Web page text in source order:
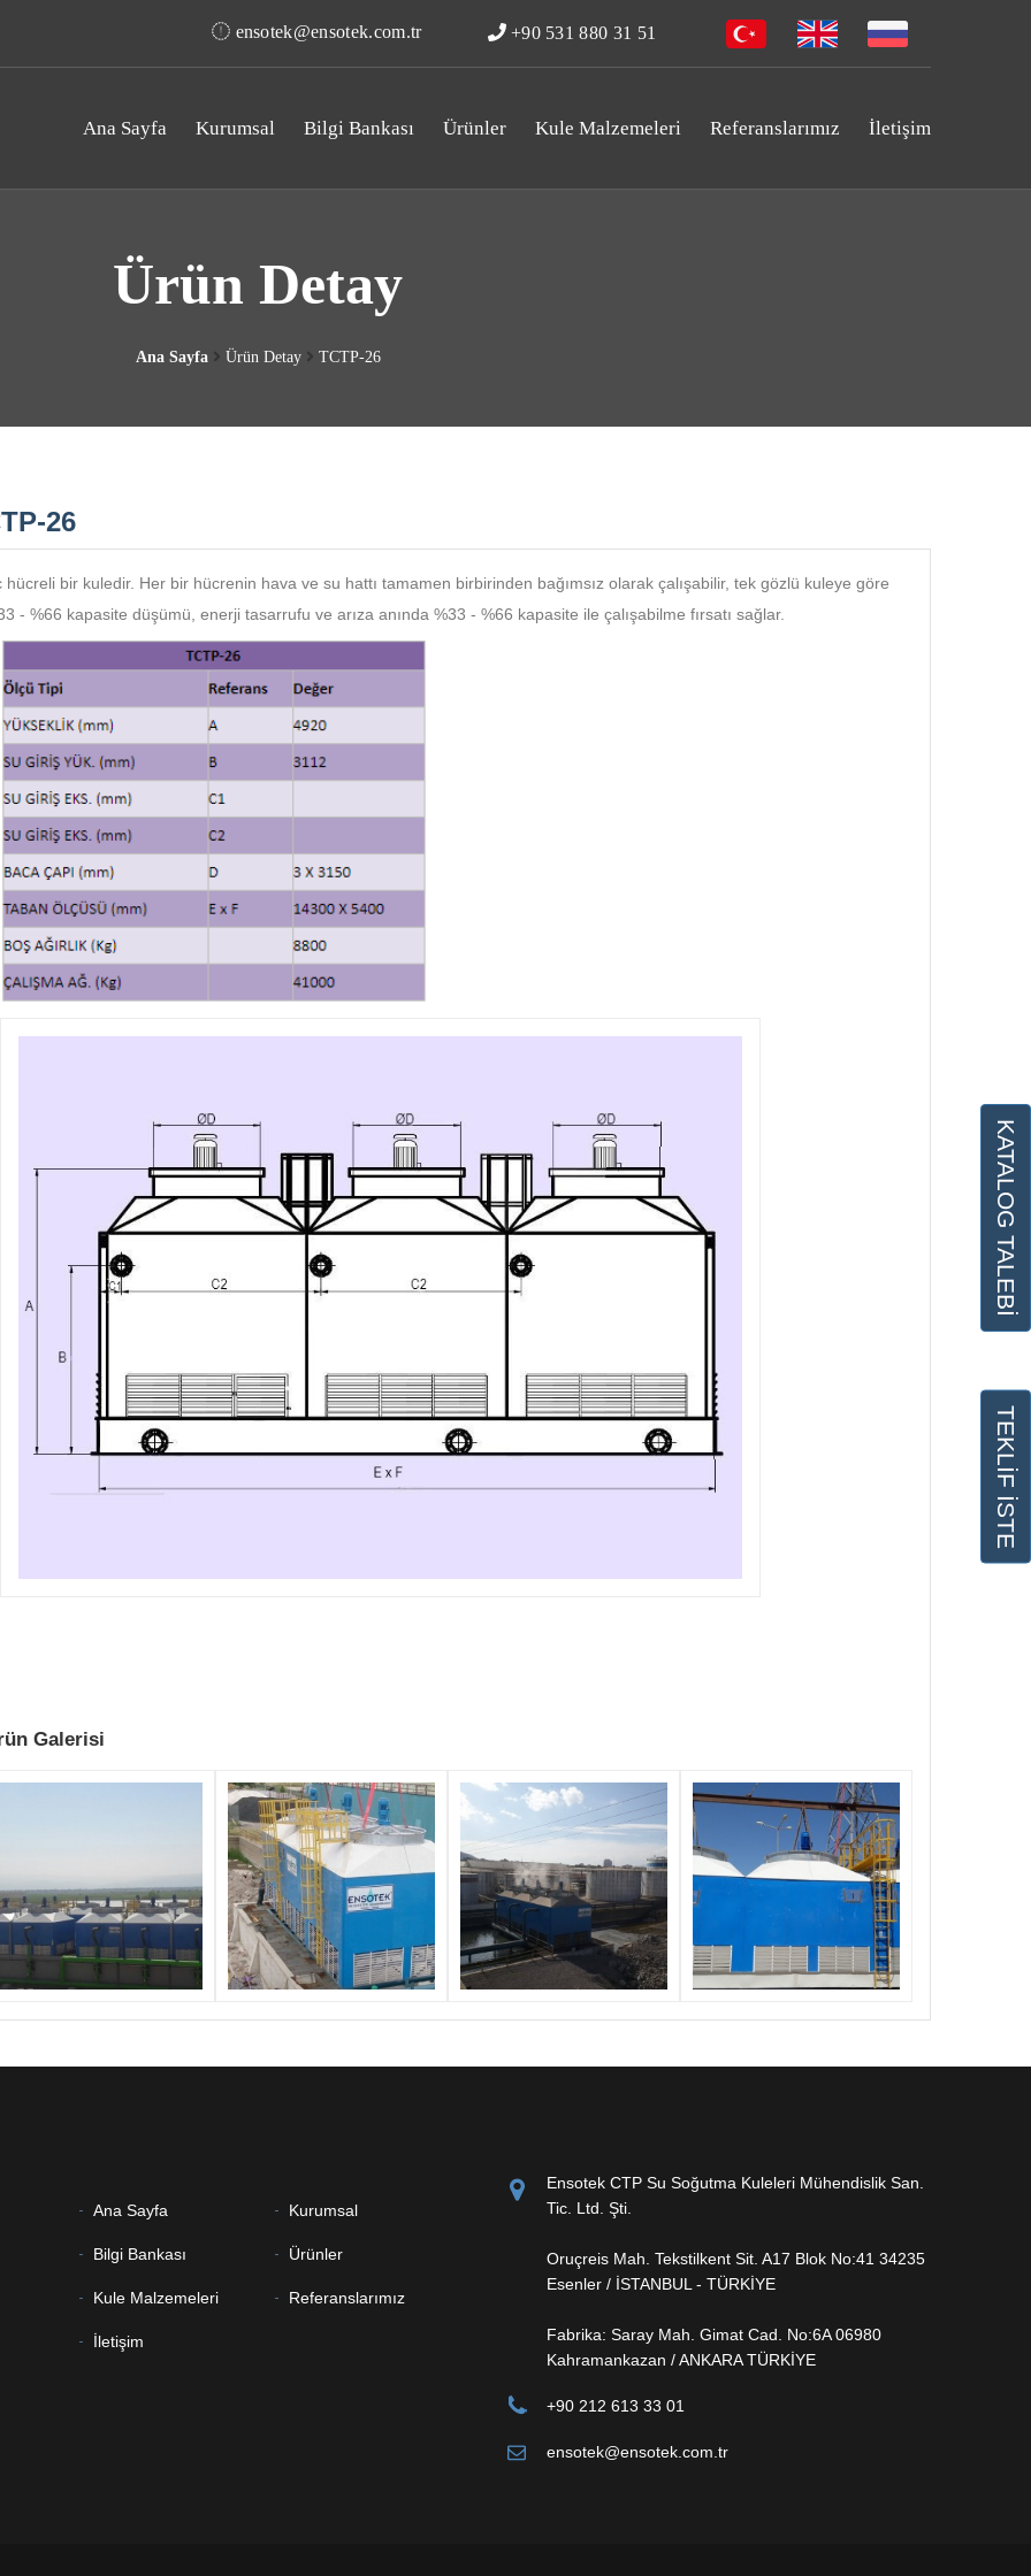
ensotek@ensotek.com.tr +90 531 880 31 51
Ana Sayfa Kurumsal Bilgi Bankası Ürünler Kule Malzemeleri Referanslarımız İletişim
Ürün Detay
Ana Sayfa Ürün Detay TCTP-26
26
hücreli bir kuledir. Her bir hücrenin hava ve su hattı tamamen birbirinden bağımsız olarak çalışabilir, tek gözlü kuleye göre
- %66 kapasite düşümü, enerji tasarrufu ve arıza anında %33 - %66 kapasite ile çalışabilme fırsatı sağlar.
Galerisi
Ana Sayfa Kurumsal
Bilgi Bankası Ürünler
Kule Malzemeleri Referanslarımız
İletişim
Ensotek CTP Su Soğutma Kuleleri Mühendislik San.
Tic. Ltd. Şti.
Oruçreis Mah. Tekstilkent Sit. A17 Blok No:41 34235
Esenler / İSTANBUL - TÜRKİYE
Fabrika: Saray Mah. Gimat Cad. No:6A 06980
Kahramankazan / ANKARA TÜRKİYE
+90 212 613 33 01
ensotek@ensotek.com.tr
KATALOG TALEBİ
TEKLİF İSTE